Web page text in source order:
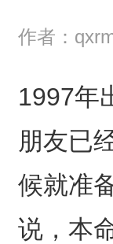
作者：
1997年
朋友已
候就准
说，本